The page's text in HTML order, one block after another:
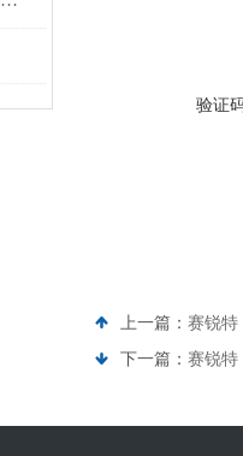
验证
上一篇： 赛锐特
下一篇： 赛锐特